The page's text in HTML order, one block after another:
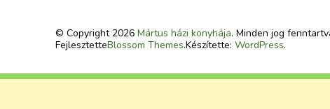
© Copyright 2026 Mártus házi konyhája. Minden jog
FejlesztetteBlossom Themes.Készítette: WordPress.